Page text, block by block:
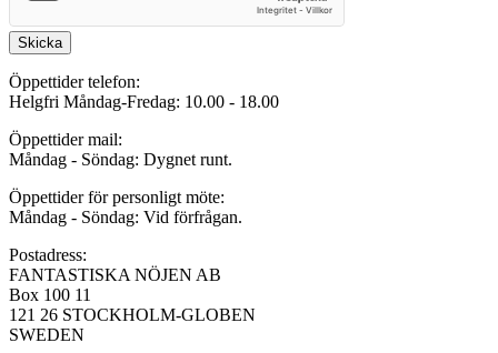
Skicka
Öppettider telefon:
Helgfri Måndag-Fredag: 10.00 - 18.00
Öppettider mail:
Måndag - Söndag: Dygnet runt.
Öppettider för personligt möte:
Måndag - Söndag: Vid förfrågan.
Postadress:
FANTASTISKA NÖJEN AB
Box 100 11
121 26 STOCKHOLM-GLOBEN
SWEDEN